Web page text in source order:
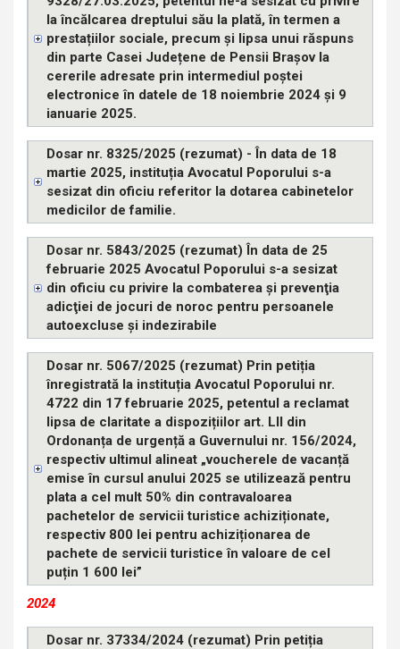
la încălcarea dreptului său la plată, în termen a
prestațiilor sociale, precum și lipsa unui răspuns
din parte Casei Județene de Pensii Brașov la
cererile adresate prin intermediul poștei
electronice în datele de 18 noiembrie 2024 și 9
ianuarie 2025.
Dosar nr. 8325/2025 (rezumat) - În data de 18
martie 2025, instituția Avocatul Poporului s-a
sesizat din oficiu referitor la dotarea cabinetelor
medicilor de familie.
Dosar nr. 5843/2025 (rezumat) În data de 25
februarie 2025 Avocatul Poporului s-a sesizat
din oficiu cu privire la combaterea şi prevenţia
adicţiei de jocuri de noroc pentru persoanele
autoexcluse şi indezirabile
Dosar nr. 5067/2025 (rezumat) Prin petiția
înregistrată la instituția Avocatul Poporului nr.
4722 din 17 februarie 2025, petentul a reclamat
lipsa de claritate a dispozițiilor art. LII din
Ordonanța de urgență a Guvernului nr. 156/2024,
respectiv ultimul alineat „voucherele de vacanță
emise în cursul anului 2025 se utilizează pentru
plata a cel mult 50% din contravaloarea
pachetelor de servicii turistice achiziționate,
respectiv 800 lei pentru achiziționarea de
pachete de servicii turistice în valoare de cel
puțin 1 600 lei”
2024
Dosar nr. 37334/2024 (rezumat) Prin petiția